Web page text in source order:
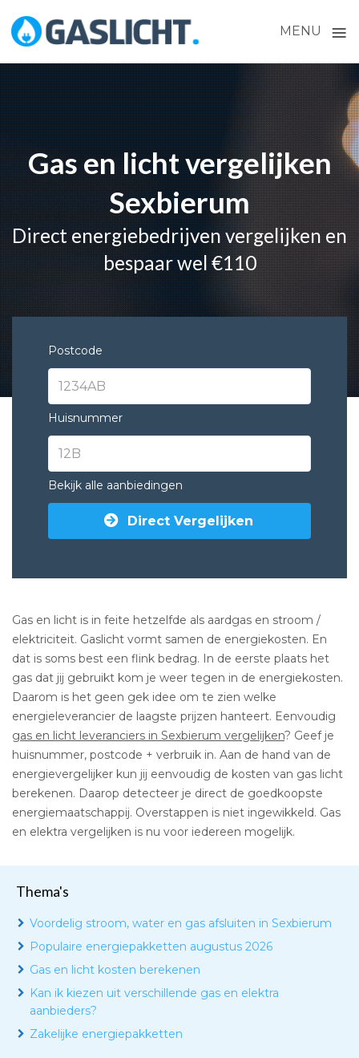
MENU ≡
Skip
to
content
Gas en licht vergelijken
Sexbierum
Direct energiebedrijven vergelijken en
bespaar wel €110
Postcode
Huisnummer
Bekijk alle aanbiedingen
Direct Vergelijken
Gas en licht is in feite hetzelfde als aardgas en stroom /
elektriciteit. Gaslicht vormt samen de energiekosten. En
dat is soms best een flink bedrag. In de eerste plaats het
gas dat jij gebruikt kom je weer tegen in de energiekosten.
Daarom is het geen gek idee om te zien welke
energieleverancier de laagste prijzen hanteert. Eenvoudig
gas en licht leveranciers in Sexbierum vergelijken? Geef je
huisnummer, postcode + verbruik in. Aan de hand van de
energievergelijker kun jij eenvoudig de kosten van gas licht
berekenen. Daarop detecteer je direct de goedkoopste
energiemaatschappij. Overstappen is niet ingewikkeld. Gas
en elektra vergelijken is nu voor iedereen mogelijk.
Thema's
Voordelig stroom, water en gas afsluiten in Sexbierum
Populaire energiepakketten augustus 2026
Gas en licht kosten berekenen
Kan ik kiezen uit verschillende gas en elektra
aanbieders?
Zakelijke energiepakketten